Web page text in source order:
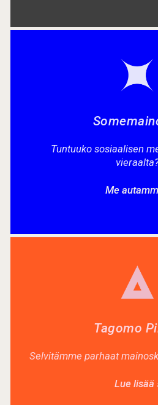
Tuntuuko sosiaalisen
Me
Tagomo
Selvitämme parhaat
Lue lisää